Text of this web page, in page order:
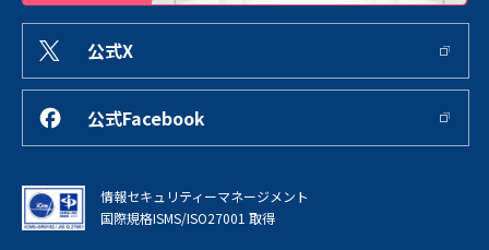
公式X
公式Facebook
情報セキュリティーマネージメント
国際規格ISMS/ISO27001 取得